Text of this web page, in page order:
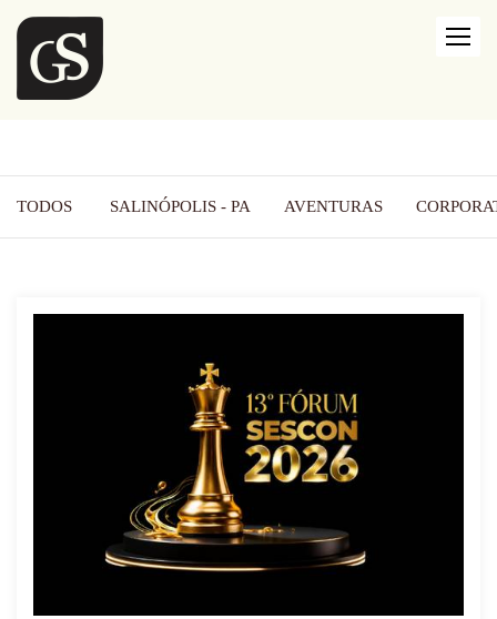
TODOS SALINÓPOLIS - PA AVENTURAS